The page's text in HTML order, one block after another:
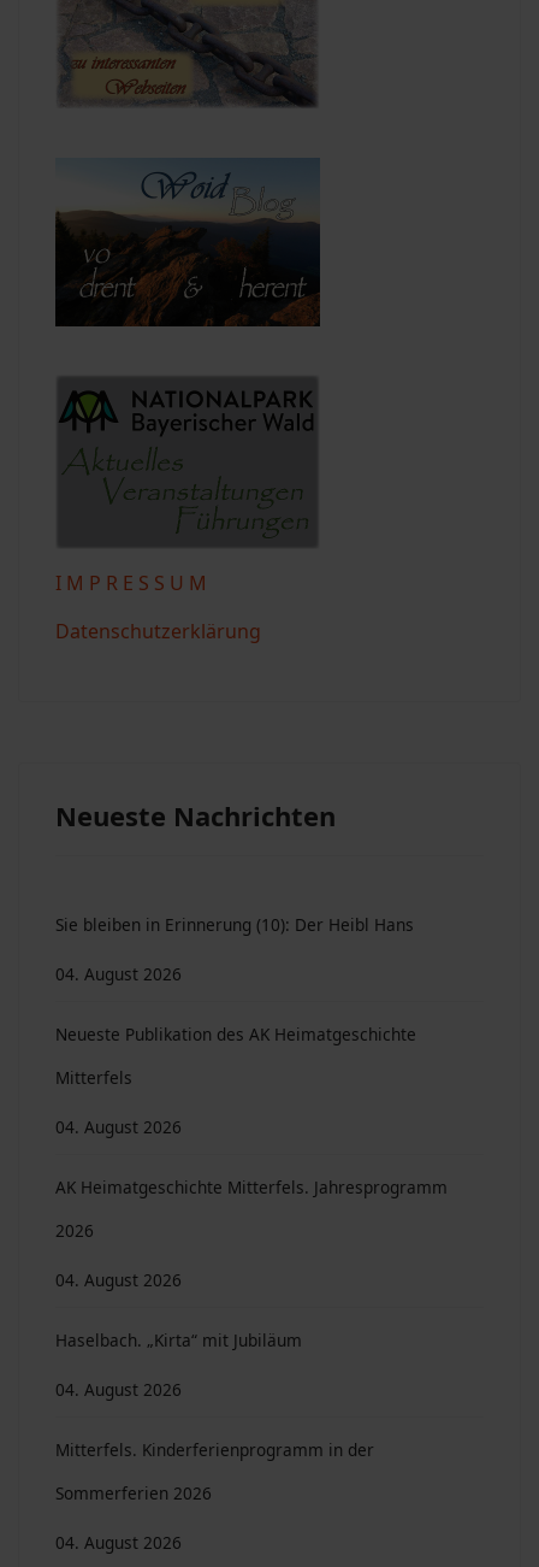
I M P R E S S U M
Datenschutzerklärung
Neueste Nachrichten
Sie bleiben in Erinnerung (10): Der Heibl Hans
04. August 2026
Neueste Publikation des AK Heimatgeschichte
Mitterfels
04. August 2026
AK Heimatgeschichte Mitterfels. Jahresprogramm
2026
04. August 2026
Haselbach. „Kirta“ mit Jubiläum
04. August 2026
Mitterfels. Kinderferienprogramm in der
Sommerferien 2026
04. August 2026